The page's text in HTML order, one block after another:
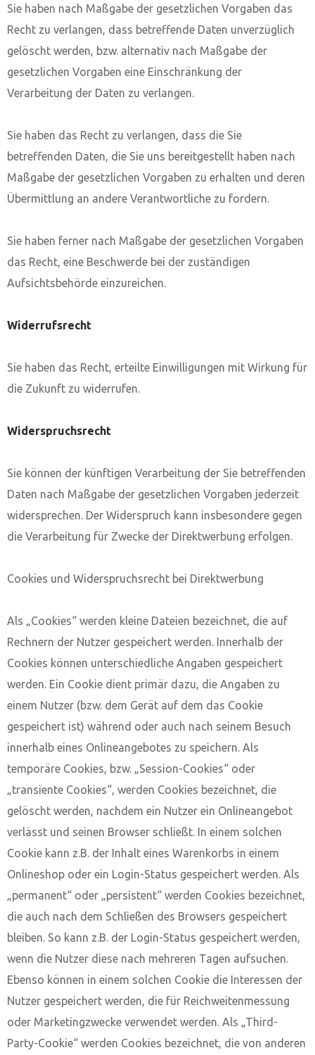
Sie haben nach Maßgabe der gesetzlichen Vorgaben das
Recht zu verlangen, dass betreffende Daten unverzüglich
gelöscht werden, bzw. alternativ nach Maßgabe der
gesetzlichen Vorgaben eine Einschränkung der
Verarbeitung der Daten zu verlangen.
Sie haben das Recht zu verlangen, dass die Sie
betreffenden Daten, die Sie uns bereitgestellt haben nach
Maßgabe der gesetzlichen Vorgaben zu erhalten und deren
Übermittlung an andere Verantwortliche zu fordern.
Sie haben ferner nach Maßgabe der gesetzlichen Vorgaben
das Recht, eine Beschwerde bei der zuständigen
Aufsichtsbehörde einzureichen.
Widerrufsrecht
Sie haben das Recht, erteilte Einwilligungen mit Wirkung für
die Zukunft zu widerrufen.
Widerspruchsrecht
Sie können der künftigen Verarbeitung der Sie betreffenden
Daten nach Maßgabe der gesetzlichen Vorgaben jederzeit
widersprechen. Der Widerspruch kann insbesondere gegen
die Verarbeitung für Zwecke der Direktwerbung erfolgen.
Cookies und Widerspruchsrecht bei Direktwerbung
Als „Cookies“ werden kleine Dateien bezeichnet, die auf
Rechnern der Nutzer gespeichert werden. Innerhalb der
Cookies können unterschiedliche Angaben gespeichert
werden. Ein Cookie dient primär dazu, die Angaben zu
einem Nutzer (bzw. dem Gerät auf dem das Cookie
gespeichert ist) während oder auch nach seinem Besuch
innerhalb eines Onlineangebotes zu speichern. Als
temporäre Cookies, bzw. „Session-Cookies“ oder
„transiente Cookies“, werden Cookies bezeichnet, die
gelöscht werden, nachdem ein Nutzer ein Onlineangebot
verlässt und seinen Browser schließt. In einem solchen
Cookie kann z.B. der Inhalt eines Warenkorbs in einem
Onlineshop oder ein Login-Status gespeichert werden. Als
„permanent“ oder „persistent“ werden Cookies bezeichnet,
die auch nach dem Schließen des Browsers gespeichert
bleiben. So kann z.B. der Login-Status gespeichert werden,
wenn die Nutzer diese nach mehreren Tagen aufsuchen.
Ebenso können in einem solchen Cookie die Interessen der
Nutzer gespeichert werden, die für Reichweitenmessung
oder Marketingzwecke verwendet werden. Als „Third-
Party-Cookie“ werden Cookies bezeichnet, die von anderen